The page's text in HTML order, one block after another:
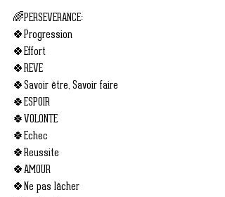
🌈PERSEVERANCE:
🍀Progression
🍀Effort
🍀REVE
🍀Savoir être, Savoir faire
🍀ESPOIR
🍀VOLONTE
🍀Echec
🍀Reussite
🍀AMOUR
🍀Ne pas lâcher